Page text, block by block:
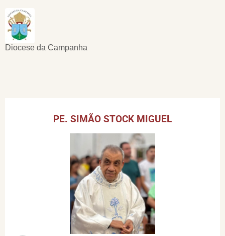
Diocese da Campanha
PE. SIMÃO STOCK MIGUEL